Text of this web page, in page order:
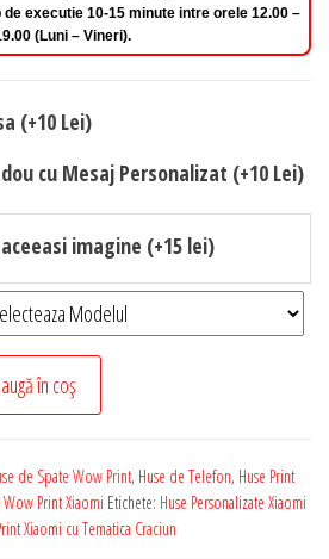
executie 10-15 minute intre orele 12.00 –
(Luni – Vineri).
(+10 Lei)
cu Mesaj Personalizat (+10 Lei)
imagine (+15 lei)
în coș
de Spate Wow Print, Huse de Telefon, Huse Print
Wow Print Xiaomi Etichete: Huse Personalizate Xiaomi
Xiaomi cu Tematica Craciun